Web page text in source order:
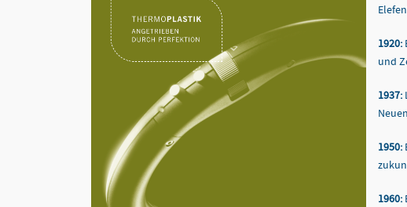
1920:
und
1937:
1950:
1960: